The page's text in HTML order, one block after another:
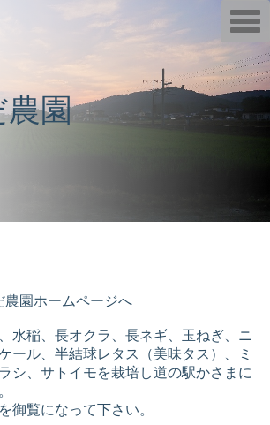
農園
農園ホームページへ
水稲、長オクラ、長ネギ、玉ねぎ、ニ
ール、半結球レタス（美味タス）、ミ
シ、サトイモを栽培し道の駅かさまに
御覧になって下さい。
T
o
g
l
e
n
v